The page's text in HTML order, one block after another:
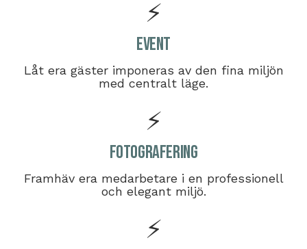
⚡
Event
Låt era gäster imponeras av den fina miljön
med centralt läge.
⚡
Fotografering
Framhäv era medarbetare i en professionell
och elegant miljö.
⚡